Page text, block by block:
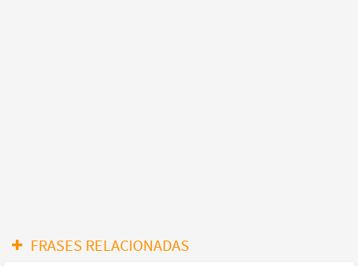
FRASES RELACIONADAS